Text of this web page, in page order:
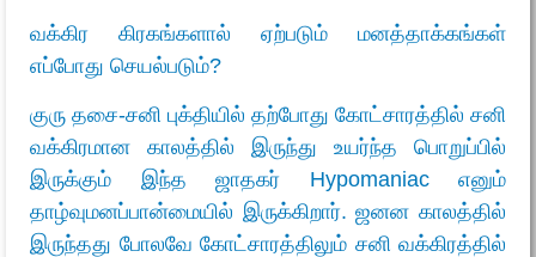
வக்கிர கிரகங்களால் ஏற்படும் மனத்தாக்கங்கள்
எப்போது செயல்படும்?
குரு தசை-சனி புக்தியில் தற்போது கோட்சாரத்தில் சனி
வக்கிரமான காலத்தில் இருந்து உயர்ந்த பொறுப்பில்
இருக்கும் இந்த ஜாதகர் Hypomaniac எனும்
தாழ்வுமனப்பான்மையில் இருக்கிறார். ஜனன காலத்தில்
இருந்தது போலவே கோட்சாரத்திலும் சனி வக்கிரத்தில்